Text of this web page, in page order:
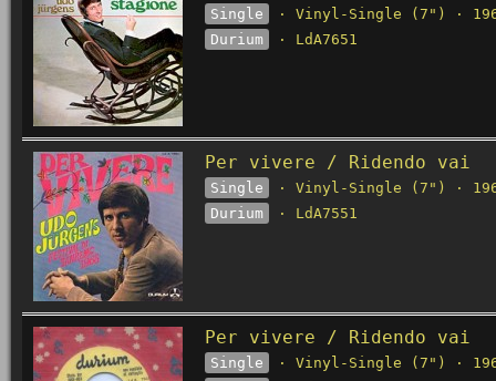
Single
· Vinyl-Single (7") ·
Durium
· LdA7651
Per vivere / Ridendo vai
Single
· Vinyl-Single (7") ·
Durium
· LdA7551
Per vivere / Ridendo vai
Single
· Vinyl-Single (7") ·